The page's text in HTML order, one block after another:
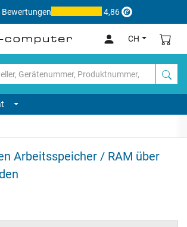
4,86
CH
Arbeitsspeicher / RAM über